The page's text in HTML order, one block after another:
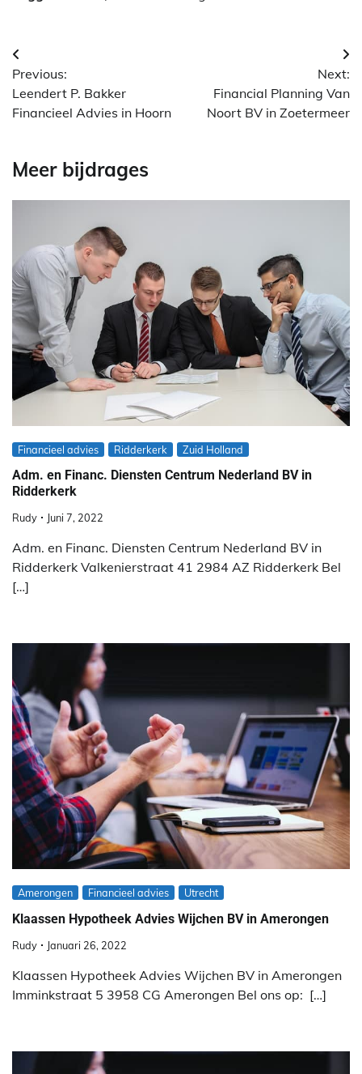
Berichtnavigatie
Previous:
Leendert P. Bakker
Financieel Advies in Hoorn
Next:
Financial Planning Van
Noort BV in Zoetermeer
Meer bijdrages
Financieel advies Ridderkerk Zuid Holland
Adm. en Financ. Diensten Centrum Nederland BV in
Ridderkerk
Rudy Juni 7, 2022
Adm. en Financ. Diensten Centrum Nederland BV in
Ridderkerk Valkenierstraat 41 2984 AZ Ridderkerk Bel
[…]
Amerongen Financieel advies Utrecht
Klaassen Hypotheek Advies Wijchen BV in Amerongen
Rudy Januari 26, 2022
Klaassen Hypotheek Advies Wijchen BV in Amerongen
Imminkstraat 5 3958 CG Amerongen Bel ons op: […]